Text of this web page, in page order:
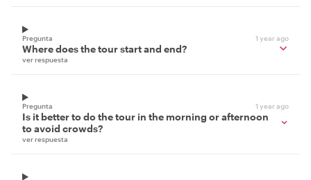
Pregunta 1 year ago
Where does the tour start and end?
ver respuesta
Pregunta 1 year ago
Is it better to do the tour in the morning or afternoon
to avoid crowds?
ver respuesta